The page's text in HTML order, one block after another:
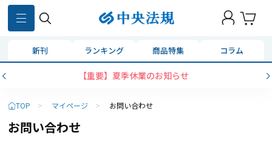
新刊 ランキング 商品特集 コラム
【重要】夏季休業のお知らせ
TOP > マイページ > お問い合わせ
お問い合わせ